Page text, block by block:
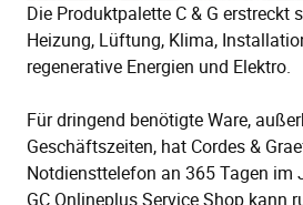
Die Produktpalette C & G erstreckt
Heizung, Lüftung, Klima,
regenerative Energien und Elektro.
Für dringend benötigte Ware,
Geschäftszeiten, hat Cordes &
Notdiensttelefon an 365 Tagen im
GC Onlineplus Service Shop kann